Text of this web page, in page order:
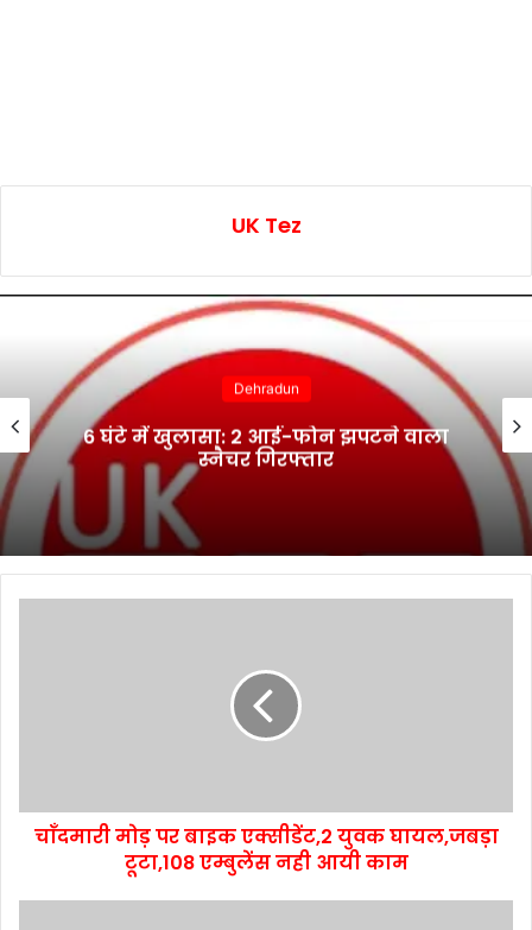
UK Tez
Dehradun
6 घंटे में खुलासा: 2 आई-फोन झपटने वाला
स्नैचर गिरफ्तार
चाँदमारी मोड़ पर बाइक एक्सीडेंट,2 युवक घायल,जबड़ा
टूटा,108 एम्बुलेंस नही आयी काम